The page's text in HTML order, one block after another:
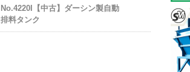
No.4220I【中古】ダーシン製自動
排料タンク